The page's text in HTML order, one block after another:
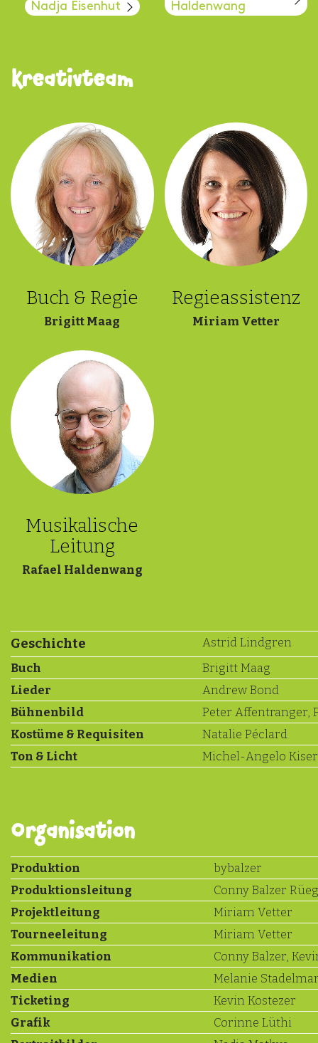
Nadja Eisenhut
Haldenwang
Kreativteam
Buch & Regie
Brigitt Maag
Regieassistenz
Miriam Vetter
Musikalische
Leitung
Rafael Haldenwang
Geschichte
Astrid Lindgren
Buch
Brigitt Maag
Lieder
Andrew Bond
Bühnenbild
Peter Affentranger,
Kostüme & Requisiten
Natalie Péclard
Ton & Licht
Michel-Angelo Kiser
Organisation
Produktion
bybalzer
Produktionsleitung
Conny Balzer
Projektleitung
Miriam Vetter
Tourneeleitung
Miriam Vetter
Kommunikation
Conny Balzer,
Medien
Melanie
Ticketing
Kevin Kostezer
Grafik
Corinne Lüthi